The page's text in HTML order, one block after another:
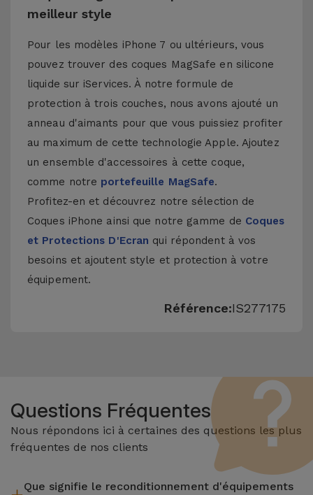
meilleur style
Pour les modèles iPhone 7 ou ultérieurs, vous
pouvez trouver des coques MagSafe en silicone
liquide sur iServices. À notre formule de
protection à trois couches, nous avons ajouté un
anneau d'aimants pour que vous puissiez profiter
au maximum de cette technologie Apple. Ajoutez
un ensemble d'accessoires à cette coque,
comme notre portefeuille MagSafe.
Profitez-en et découvrez notre sélection de
Coques iPhone ainsi que notre gamme de Coques
et Protections D'Ecran qui répondent à vos
besoins et ajoutent style et protection à votre
équipement.
Référence:IS277175
Questions Fréquentes
Nous répondons ici à certaines des questions les plus
fréquentes de nos clients
Que signifie le reconditionnement d'équipements